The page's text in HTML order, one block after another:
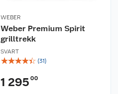
WEBER
Weber Premium Spirit
grilltrekk
SVART
☆☆☆☆☆ (31)
1 295 00